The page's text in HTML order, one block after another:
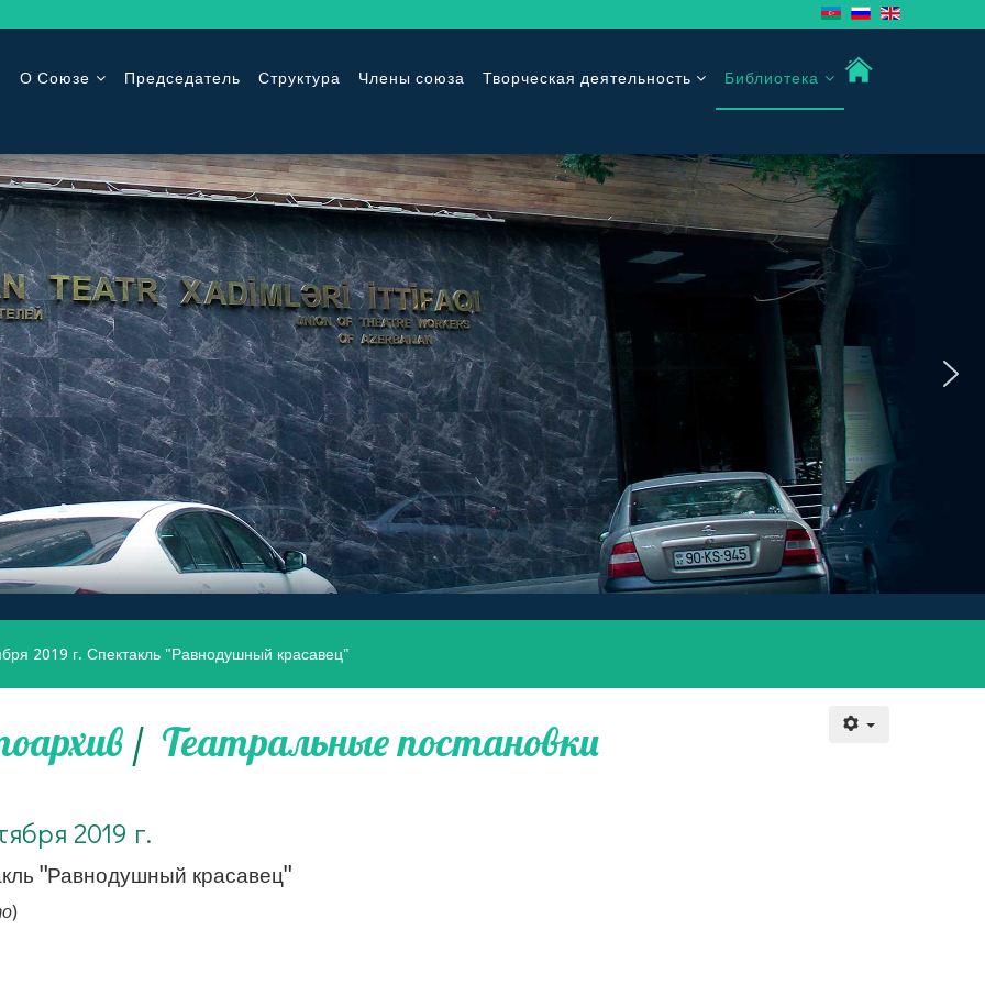
О Союзе Председатель Структура Члены союза Творческая деятельность Библиотека
2019 г. Спектакль "Равнодушный красавец"
/ Театральные постановки
2019 г.
"Равнодушный красавец"
)